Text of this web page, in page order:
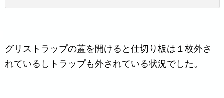
グリストラップの蓋を開けると仕切り板は１枚外さ
れているしトラップも外されている状況でした。